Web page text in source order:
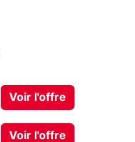
Voir l'offre
Voir l'offre